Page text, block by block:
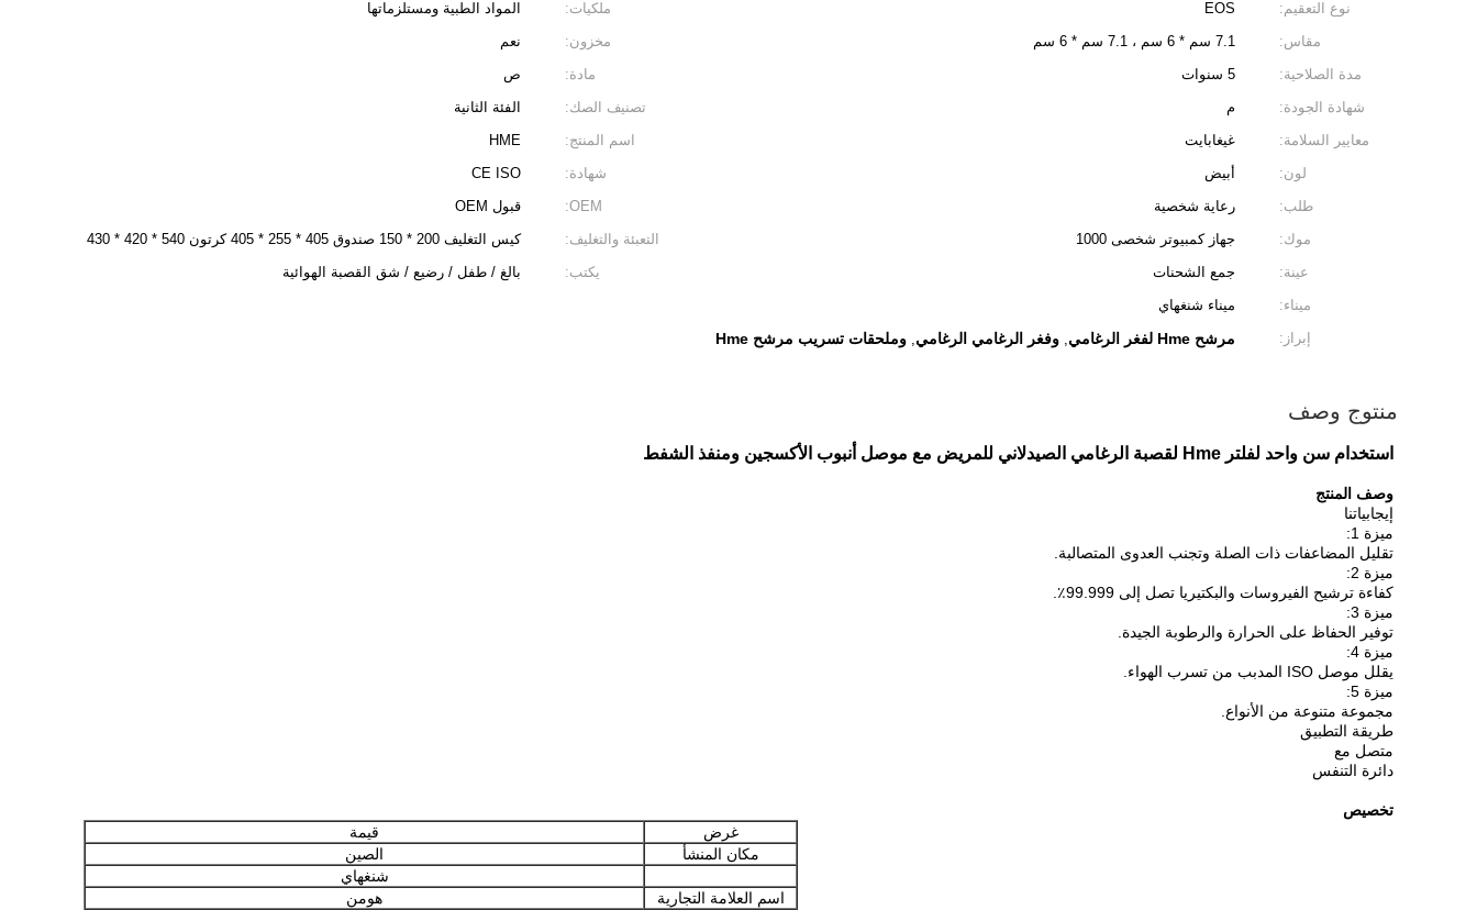
نوع التعقيم: EOS ملكيات:
المواد الطبية ومستلزماتها
مقاس:
7.1 سم * 6 سم ، 7.1 سم * 6 سم مخزون:
نعم
مدة الصلاحية:
5 سنوات مادة:
ص
شهادة الجودة:
م تصنيف الصك:
الفئة الثانية
معايير السلامة:
غيغابايت اسم المنتج:
HME
لون:
أبيض شهادة:
CE ISO
طلب:
رعاية شخصية OEM:
قبول OEM
موك:
جهاز كمبيوتر شخصى 1000 التعبئة والتغليف:
كيس التغليف 200 * 150 صندوق 405 * 255 * 405 كرتون 540 * 420 * 430
عينة:
جمع الشحنات يكتب:
بالغ / طفل / رضيع / شق القصبة الهوائية
ميناء:
ميناء شنغهاي
إبراز:
مرشح Hme لفغر الرغامي , وفغر الرغامي الرغامي, وملحقات تسريب مرشح Hme
منتوج وصف
استخدام سن واحد لفلتر Hme لقصبة الرغامي الصيدلاني للمريض مع موصل أنبوب الأكسجين ومنفذ الشفط
وصف المنتج
إيجابياتنا
ميزة 1:
تقليل المضاعفات ذات الصلة وتجنب العدوى المتصالبة.
ميزة 2:
كفاءة ترشيح الفيروسات والبكتيريا تصل إلى 99.999٪.
ميزة 3:
توفير الحفاظ على الحرارة والرطوبة الجيدة.
ميزة 4:
يقلل موصل ISO المدبب من تسرب الهواء.
ميزة 5:
مجموعة متنوعة من الأنواع.
طريقة التطبيق
متصل مع
دائرة التنفس
تخصيص
غرض
قيمة
مكان المنشأ
الصين
شنغهاي
اسم العلامة التجارية
هومن